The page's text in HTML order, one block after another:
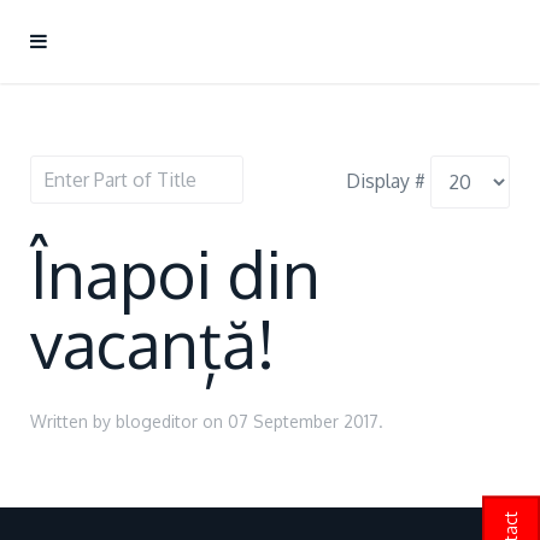
Display #
Înapoi din
vacanță!
Written by blogeditor on 07 September 2017.